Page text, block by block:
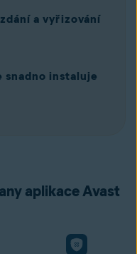
a vyřizování
snadno instaluje
aplikace Avast